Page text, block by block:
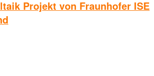
Projekt von Fraunhofer ISE